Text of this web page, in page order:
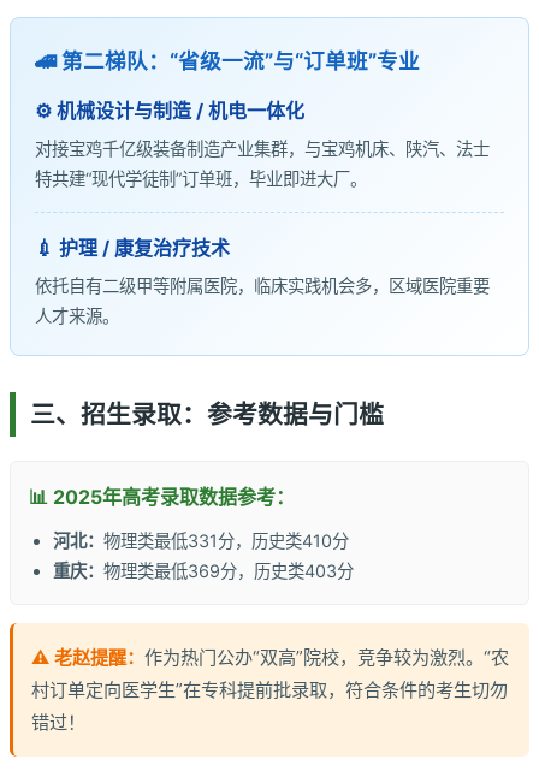
🚄 第二梯队：“省级一流”与“订单班”专业
⚙️ 机械设计与制造 / 机电一体化
对接宝鸡千亿级装备制造产业集群，与宝鸡机床、陕汽、法士
特共建“现代学徒制”订单班，毕业即进大厂。
💉 护理 / 康复治疗技术
依托自有二级甲等附属医院，临床实践机会多，区域医院重要
人才来源。
三、招生录取：参考数据与门槛
📊 2025年高考录取数据参考：
河北： 物理类最低331分，历史类410分
重庆： 物理类最低369分，历史类403分
⚠️ 老赵提醒： 作为热门公办“双高”院校，竞争较为激烈。“农
村订单定向医学生”在专科提前批录取，符合条件的考生切勿
错过！